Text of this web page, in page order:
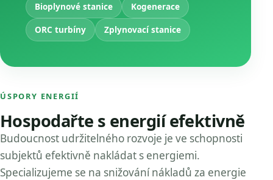
Bioplynové stanice
Kogenerace
ORC turbíny
Zplynovací stanice
ÚSPORY ENERGIÍ
Hospodařte s energií efektivně
Budoucnost udržitelného rozvoje je ve schopnosti
subjektů efektivně nakládat s energiemi.
Specializujeme se na snižování nákladů za energie